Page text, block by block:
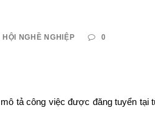
HỘI NGHỀ NGHIỆP 0
tả công việc được đăng tuyển tại